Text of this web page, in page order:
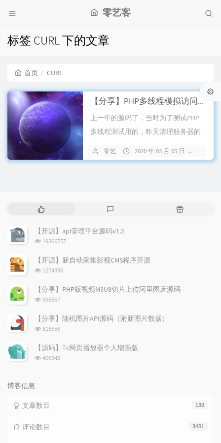
零艺客
标签 CURL 下的文章
首页 CURL
【分享】PHP多线程模拟访问刷网址流量源码
上一年的源码了，当时为了测试PHP
多线程测试用的，昨天清理服务器的
吧，原理...
零艺 2020 年 03 月 05 日
热
文
章
评
随
【开源】api管理平台源码v1.2
浏
次
数:
19366757
【开源】新自动采集影视CMS程序开源
浏
次
数:
1274336
【分享】PHP版视频M3U8切片上传阿里图床源码
浏
次
数:
956957
【分享】随机图片API源码（附新图片数据）
浏
次
数:
816656
【源码】Tc网页播放器个人增强版
浏
406342
博客信息
130
文章数目
3481
评论数目